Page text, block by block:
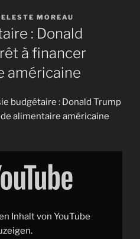
MOREAU
: Donald
à financer
américaine
budgétaire : Donald Trump
alimentaire américaine
Inhalt von YouTube